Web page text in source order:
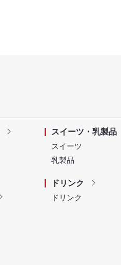
スイーツ・乳製品
スイーツ
乳製品
ドリンク
ドリンク